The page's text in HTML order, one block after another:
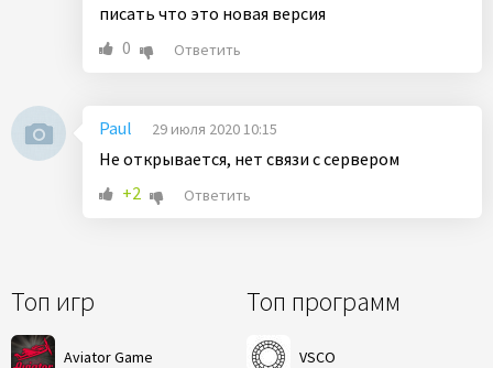
Топ игр
Aviator Game
Топ программ
VSCO
писать что это новая версия
0
Ответить
Paul 29 июля 2020 10:15
Не открывается, нет связи с сервером
+2
Ответить